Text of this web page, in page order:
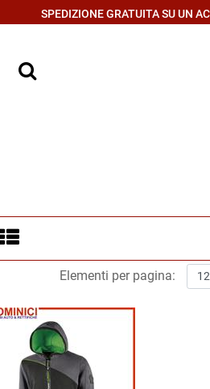
SPEDIZIONE GRATUITA SU UN
Elementi per pagina: